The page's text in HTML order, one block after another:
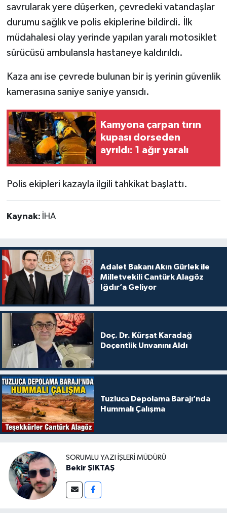
savrularak yere düşerken, çevredeki vatandaşlar
durumu sağlık ve polis ekiplerine bildirdi. İlk
müdahalesi olay yerinde yapılan yaralı motosiklet
sürücüsü ambulansla hastaneye kaldırıldı.
Kaza anı ise çevrede bulunan bir iş yerinin güvenlik
kamerasına saniye saniye yansıdı.
Kamyona çarpan tırın
kupası dorseden
ayrıldı: 1 ağır yaralı
Polis ekipleri kazayla ilgili tahkikat başlattı.
Kaynak: İHA
Adalet Bakanı Akın Gürlek ile
Milletvekili Cantürk Alagöz
Iğdır’a Geliyor
Doç. Dr. Kürşat Karadağ
Doçentlik Unvanını Aldı
Tuzluca Depolama Barajı’nda
Hummalı Çalışma
SORUMLU YAZI İŞLERI MÜDÜRÜ
Bekir ŞIKTAŞ